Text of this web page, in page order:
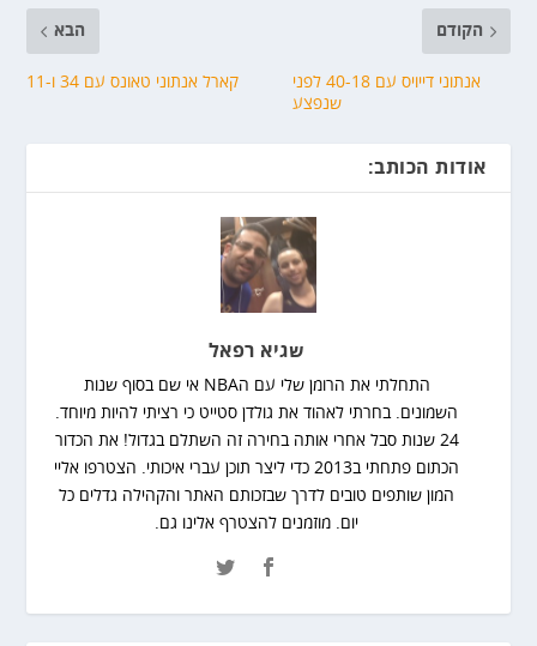
הקודם
אנתוני דייויס עם 40-18 לפני
שנפצע
הבא
קארל אנתוני טאונס עם 34 ו-11
אודות הכותב:
שגיא רפאל
התחלתי את הרומן שלי עם הNBA אי שם בסוף שנות
השמונים. בחרתי לאהוד את גולדן סטייט כי רציתי להיות מיוחד.
24 שנות סבל אחרי אותה בחירה זה השתלם בגדול! את הכדור
הכתום פתחתי ב2013 כדי ליצר תוכן עברי איכותי. הצטרפו אליי
המון שותפים טובים לדרך שבזכותם האתר והקהילה גדלים כל
יום. מוזמנים להצטרף אלינו גם.